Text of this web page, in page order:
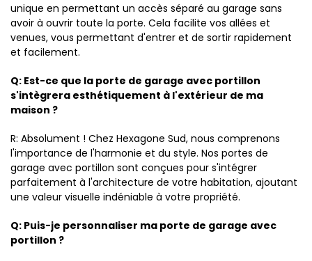
unique en permettant un accès séparé au garage sans
avoir à ouvrir toute la porte. Cela facilite vos allées et
venues, vous permettant d'entrer et de sortir rapidement
et facilement.
Q: Est-ce que la porte de garage avec portillon
s'intègrera esthétiquement à l'extérieur de ma
maison ?
R: Absolument ! Chez Hexagone Sud, nous comprenons
l'importance de l'harmonie et du style. Nos portes de
garage avec portillon sont conçues pour s'intégrer
parfaitement à l'architecture de votre habitation, ajoutant
une valeur visuelle indéniable à votre propriété.
Q: Puis-je personnaliser ma porte de garage avec
portillon ?